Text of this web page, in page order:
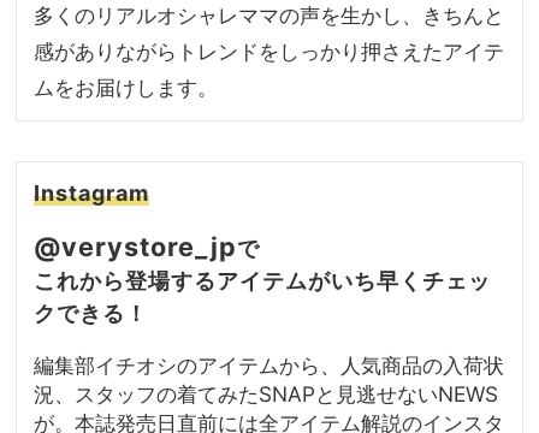
多くのリアルオシャレママの声を生かし、きちんと
感がありながらトレンドをしっかり押さえたアイテ
ムをお届けします。
Instagram
@verystore_jpで
これから登場するアイテムがいち早くチェッ
クできる！
編集部イチオシのアイテムから、人気商品の入荷状
況、スタッフの着てみたSNAPと見逃せないNEWS
が。本誌発売日直前には全アイテム解説のインスタ